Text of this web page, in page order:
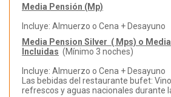
Media Pensión (Mp)
Incluye: Almuerzo o Cena + Desayuno
Media Pension Silver ( Mps) o
Incluidas (Mínimo 3 noches)
Incluye: Almuerzo o Cena + Desayuno
Las bebidas del restaurante bufet:
refrescos y aguas nacionales durante